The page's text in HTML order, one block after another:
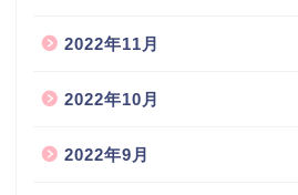
2022年11月
2022年10月
2022年9月